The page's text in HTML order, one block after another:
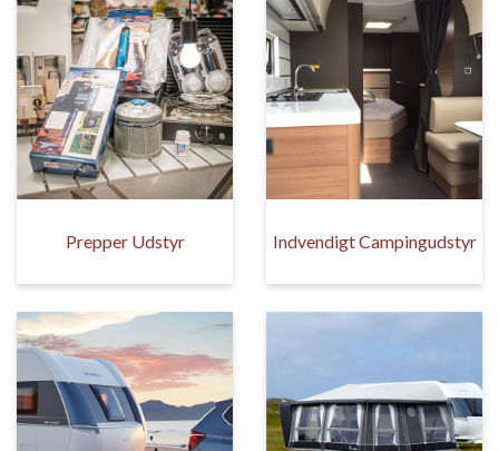
Prepper Udstyr Indvendigt Campingudstyr